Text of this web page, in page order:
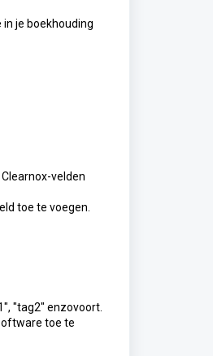
je boekhouding
velden
toe te voegen.
"tag2" enzovoort.
toe te